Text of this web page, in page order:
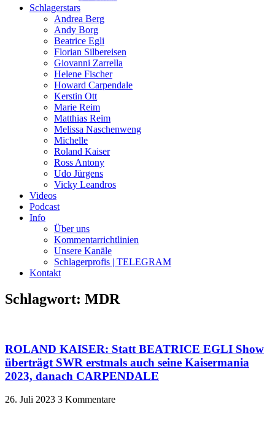
Schlagerstars
Andrea Berg
Andy Borg
Beatrice Egli
Florian Silbereisen
Giovanni Zarrella
Helene Fischer
Howard Carpendale
Kerstin Ott
Marie Reim
Matthias Reim
Melissa Naschenweng
Michelle
Roland Kaiser
Ross Antony
Udo Jürgens
Vicky Leandros
Videos
Podcast
Info
Über uns
Kommentarrichtlinien
Unsere Kanäle
Schlagerprofis | TELEGRAM
Kontakt
Schlagwort: MDR
ROLAND KAISER: Statt BEATRICE EGLI Show
überträgt SWR erstmals auch seine Kaisermania
2023, danach CARPENDALE
26. Juli 2023 3 Kommentare